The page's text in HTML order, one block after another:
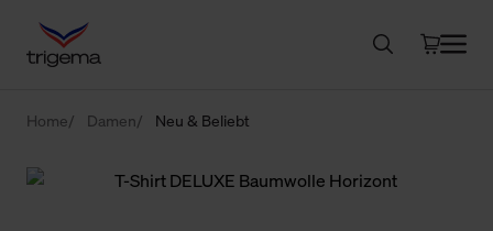
Home Damen Neu & Beliebt